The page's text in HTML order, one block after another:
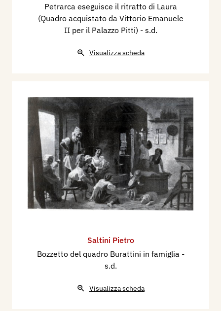
Petrarca eseguisce il ritratto di Laura
(Quadro acquistato da Vittorio Emanuele
II per il Palazzo Pitti) - s.d.
Visualizza scheda
Saltini Pietro
Bozzetto del quadro Burattini in famiglia -
s.d.
Visualizza scheda